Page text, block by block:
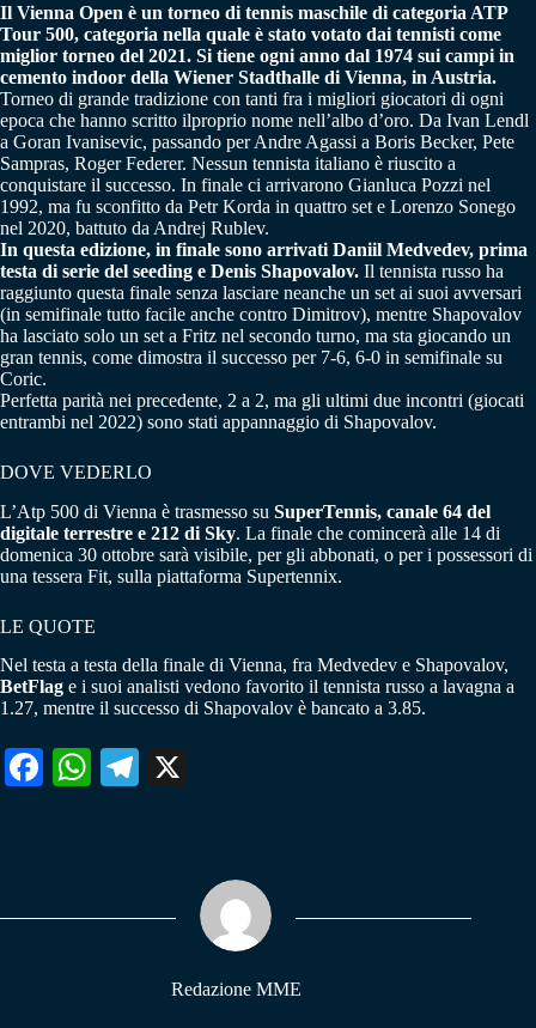
Il Vienna Open è un torneo di tennis maschile di categoria ATP
Tour 500, categoria nella quale è stato votato dai tennisti come
miglior torneo del 2021. Si tiene ogni anno dal 1974 sui campi in
cemento indoor della Wiener Stadthalle di Vienna, in Austria.
Torneo di grande tradizione con tanti fra i migliori giocatori di ogni
epoca che hanno scritto ilproprio nome nell’albo d’oro. Da Ivan Lendl
a Goran Ivanisevic, passando per Andre Agassi a Boris Becker, Pete
Sampras, Roger Federer. Nessun tennista italiano è riuscito a
conquistare il successo. In finale ci arrivarono Gianluca Pozzi nel
1992, ma fu sconfitto da Petr Korda in quattro set e Lorenzo Sonego
nel 2020, battuto da Andrej Rublev.
In questa edizione, in finale sono arrivati Daniil Medvedev, prima
testa di serie del seeding e Denis Shapovalov. Il tennista russo ha
raggiunto questa finale senza lasciare neanche un set ai suoi avversari
(in semifinale tutto facile anche contro Dimitrov), mentre Shapovalov
ha lasciato solo un set a Fritz nel secondo turno, ma sta giocando un
gran tennis, come dimostra il successo per 7-6, 6-0 in semifinale su
Coric.
Perfetta parità nei precedente, 2 a 2, ma gli ultimi due incontri (giocati
entrambi nel 2022) sono stati appannaggio di Shapovalov.
DOVE VEDERLO
L’Atp 500 di Vienna è trasmesso su SuperTennis, canale 64 del
digitale terrestre e 212 di Sky. La finale che comincerà alle 14 di
domenica 30 ottobre sarà visibile, per gli abbonati, o per i possessori di
una tessera Fit, sulla piattaforma Supertennix.
LE QUOTE
Nel testa a testa della finale di Vienna, fra Medvedev e Shapovalov,
BetFlag e i suoi analisti vedono favorito il tennista russo a lavagna a
1.27, mentre il successo di Shapovalov è bancato a 3.85.
Fa W
pp
Te
m
Redazione MME